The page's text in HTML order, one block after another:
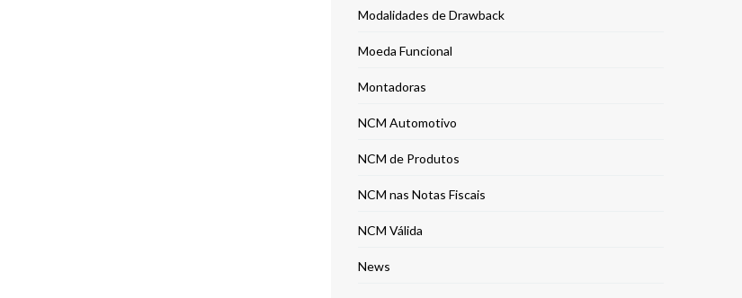
Modalidades de Drawback
Moeda Funcional
Montadoras
NCM Automotivo
NCM de Produtos
NCM nas Notas Fiscais
NCM Válida
News